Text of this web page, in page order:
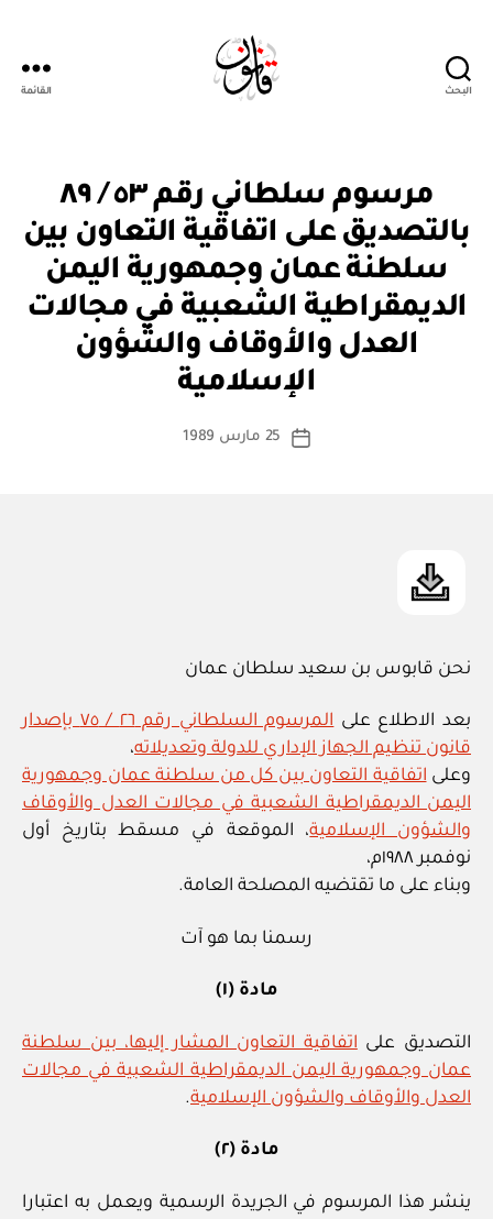
البحث القائمة
التصنيفات
س
و
ط
مرسوم سلطاني رقم ٥٣ / ٨٩
بالتصديق على اتفاقية التعاون بين
سلطنة عمان وجمهورية اليمن
الديمقراطية الشعبية في مجالات
العدل والأوقاف والشؤون
الإسلامية
كاتب
بو
س
ة
تاريخ
25 مارس 1989
نحن قابوس بن سعيد سلطان عمان
بعد الاطلاع على
المرسوم السلطاني رقم ٢٦ / ٧٥ بإصدار
قانون تنظيم الجهاز الإداري للدولة وتعديلاته،
وعلىاتفاقية التعاون بين كل من سلطنة عمان وجمهورية
اليمن الديمقراطية الشعبية في مجالات العدل والأوقاف
والشؤون الإسلامية، الموقعة في مسقط بتاريخ أول
نوفمبر ١٩٨٨م،
وبناء على ما تقتضيه المصلحة العامة.
رسمنا بما هو آت
مادة (١)
التصديق على اتفاقية التعاون المشار إليها، بين سلطنة
عمان وجمهورية اليمن الديمقراطية الشعبية في مجالات
العدل والأوقاف والشؤون الإسلامية.
مادة (٢)
ينشر هذا المرسوم في الجريدة الرسمية ويعمل به اعتبارا